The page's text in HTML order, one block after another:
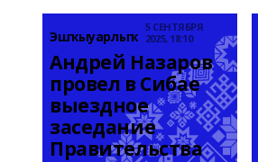
Эшҡыуарлыҡ
5 СЕНТЯБРЯ
2025, 18:10
Андрей Назаров
провел в Сибае
выездное
заседание
Правительства